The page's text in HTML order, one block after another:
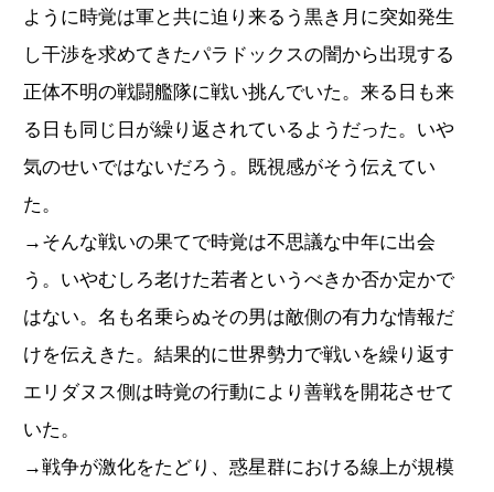
ように時覚は軍と共に迫り来るう黒き月に突如発生
し干渉を求めてきたパラドックスの闇から出現する
正体不明の戦闘艦隊に戦い挑んでいた。来る日も来
る日も同じ日が繰り返されているようだった。いや
気のせいではないだろう。既視感がそう伝えてい
た。
→そんな戦いの果てで時覚は不思議な中年に出会
う。いやむしろ老けた若者というべきか否か定かで
はない。名も名乗らぬその男は敵側の有力な情報だ
けを伝えきた。結果的に世界勢力で戦いを繰り返す
エリダヌス側は時覚の行動により善戦を開花させて
いた。
→戦争が激化をたどり、惑星群における線上が規模